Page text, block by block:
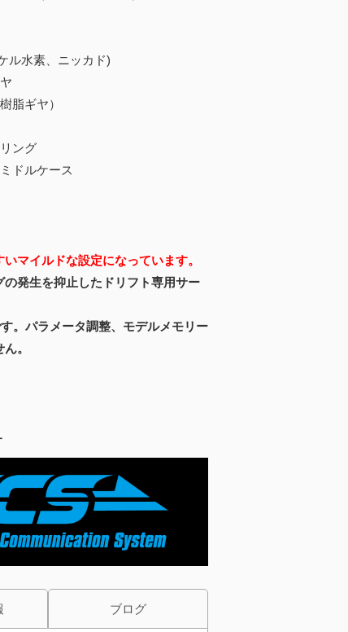
ル水素、ニッカド)
脂ギヤ）
ング
ドルケース
マイルドな設定になっています。
発生を抑止したドリフト専用サー
。パラメータ調整、モデルメモリー
。
ブログ